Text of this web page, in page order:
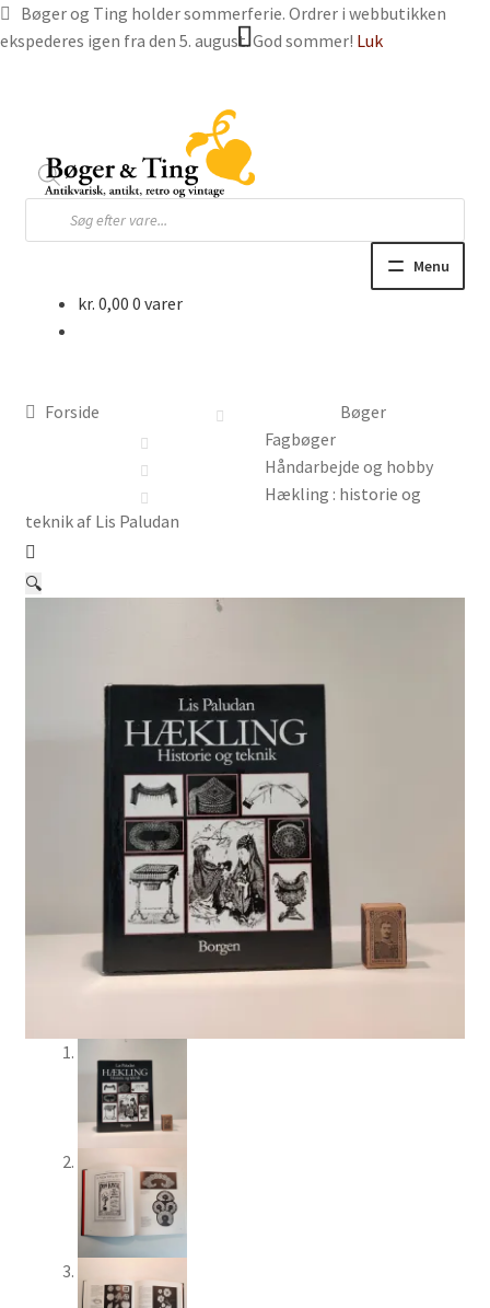
Bøger og Ting holder sommerferie. Ordrer i webbutikken
ekspederes igen fra den 5. august. God sommer! Luk
navigation
indhold
Products
search
Menu
Ting
kr. 0,00 0 varer
Forside
Bøger
Fagbøger
Håndarbejde og hobby
Hækling : historie og
teknik af Lis Paludan
🔍